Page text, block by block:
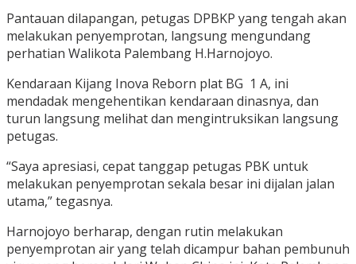
Pantauan dilapangan, petugas DPBKP yang tengah akan
melakukan penyemprotan, langsung mengundang
perhatian Walikota Palembang H.Harnojoyo.
Kendaraan Kijang Inova Reborn plat BG 1 A, ini
mendadak mengehentikan kendaraan dinasnya, dan
turun langsung melihat dan mengintruksikan langsung
petugas.
“Saya apresiasi, cepat tanggap petugas PBK untuk
melakukan penyemprotan sekala besar ini dijalan jalan
utama,” tegasnya.
Harnojoyo berharap, dengan rutin melakukan
penyemprotan air yang telah dicampur bahan pembunuh